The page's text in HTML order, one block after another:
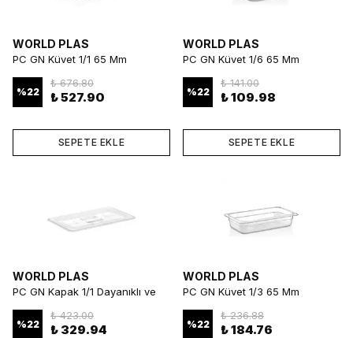
WORLD PLAS
PC GN Küvet 1/1 65 Mm
Gastronorm Küvet
%22
₺ 676.80
₺ 527.90
SEPETE EKLE
WORLD PLAS
PC GN Küvet 1/6 65 Mm
Gastronorm Küvet
%22
₺ 141.00
₺ 109.98
SEPETE EKLE
WORLD PLAS
PC GN Kapak 1/1 Dayanıklı ve
%22
₺ 423.00
₺ 329.94
WORLD PLAS
PC GN Küvet 1/3 65 Mm
Gastronorm Küvet
%22
₺ 236.88
₺ 184.76